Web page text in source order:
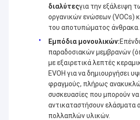
διαλύτεςγια την εξάλειψη
οργανικών ενώσεων (VOCs)
του αποτυπώματος άνθρακα.
Εμπόδια μονουλικών:
παραδοσιακών μεμβρανών
με εξαιρετικά λεπτές
EVOH για να δημιουργήσει
φραγμούς, πλήρως
συσκευασίες που μπορούν να
αντικαταστήσουν ελάσματα
πολλαπλών υλικών.